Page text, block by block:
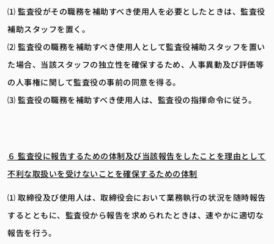
⑴ 監査役がその職務を補助すべき使用人を必要としたときは、監査役
補助スタッフを置く。
⑵ 監査役の職務を補助すべき使用人として監査役補助スタッフを置い
た場合、当該スタッフの独立性を確保するため、人事異動及び評価等
の人事権に関して監査役の事前の同意を得る。
⑶ 監査役の職務を補助すべき使用人は、監査役の指揮命令に従う。
６ 監査役に報告するための体制及び当該報告をしたことを理由として
不利な取扱いを受けないことを確保するための体制
⑴ 取締役及び使用人は、取締役会において業務執行の状況を随時報告
するとともに、監査役から報告を求められたときは、速やかに適切な
報告を行う。